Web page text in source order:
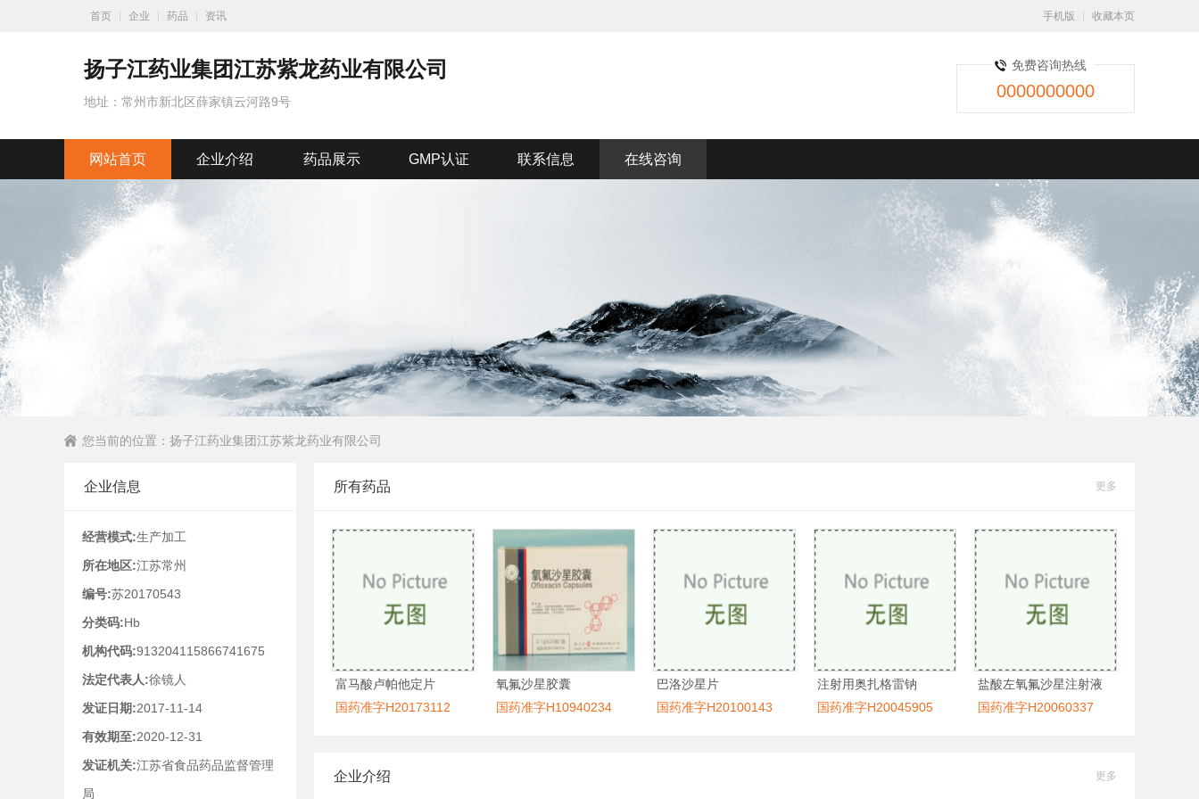
首页 企业 药品 资讯 手机版 收藏本页
扬子江药业集团江苏紫龙药业有限公司
地址：常州市新北区薛家镇云河路9号
免费咨询热线
0000000000
网站首页 企业介绍 药品展示 GMP认证 联系信息 在线咨询
您当前的位置： 扬子江药业集团江苏紫龙药业有限公司
所有药品 更多
富马酸卢帕他定片
国药准字H20173112
氧氟沙星胶囊
国药准字H10940234
巴洛沙星片
国药准字H20100143
注射用奥扎格雷钠
国药准字H20045905
盐酸左氧氟沙星注射液
国药准字H20060337
企业介绍 更多
企业信息
经营模式:生产加工
所在地区:江苏常州
编号:苏20170543
分类码:Hb
机构代码:913204115866741675
法定代表人:徐镜人
发证日期:2017-11-14
有效期至:2020-12-31
发证机关:江苏省食品药品监督管理
局